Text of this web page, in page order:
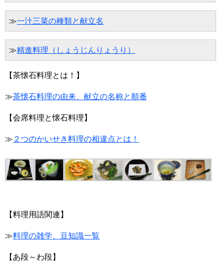
≫一汁三菜の種類と献立名
≫精進料理（しょうじんりょうり）
【茶懐石料理とは！】
≫茶懐石料理の由来、献立の名称と順番
【会席料理と懐石料理】
≫ ２つのかいせき料理の相違点とは！
【料理用語関連】
≫料理の雑学、豆知識一覧
【あ段～わ段】